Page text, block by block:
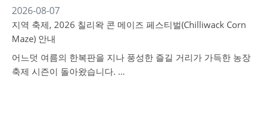
2026-08-07
지역 축제, 2026 칠리왁 콘 메이즈 페스티벌(Chilliwack Corn
Maze) 안내
어느덧 여름의 한복판을 지나 풍성한 즐길 거리가 가득한 농장
축제 시즌이 돌아왔습니다. …